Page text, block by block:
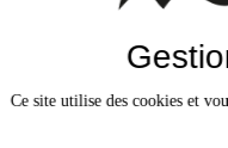
Ce site utilise des cookies et